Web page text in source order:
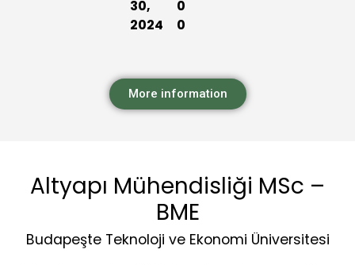
30,
2024
0
0
More information
Altyapı Mühendisliği MSc –
BME
Budapeşte Teknoloji ve Ekonomi Üniversitesi